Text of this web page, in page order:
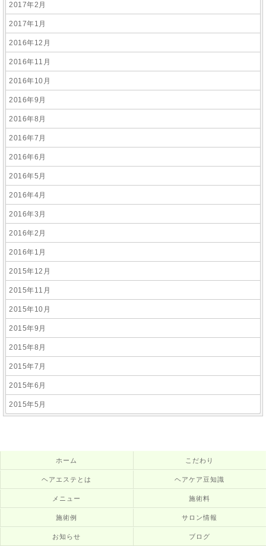
2017年2月
2017年1月
2016年12月
2016年11月
2016年10月
2016年9月
2016年8月
2016年7月
2016年6月
2016年5月
2016年4月
2016年3月
2016年2月
2016年1月
2015年12月
2015年11月
2015年10月
2015年9月
2015年8月
2015年7月
2015年6月
2015年5月
ホーム こだわり
ヘアエステとは ヘアケア豆知識
メニュー 施術料
施術例 サロン情報
お知らせ ブログ